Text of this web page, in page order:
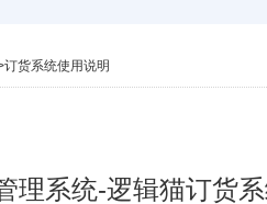
订货系统使用说明
理系统-逻辑猫订货